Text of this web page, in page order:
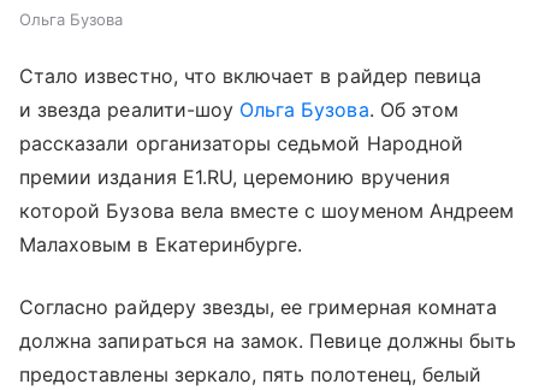
Ольга Бузова
Стало известно, что включает в райдер певица
и звезда реалити-шоу Ольга Бузова. Об этом
рассказали организаторы седьмой Народной
премии издания E1.RU, церемонию вручения
которой Бузова вела вместе с шоуменом Андреем
Малаховым в Екатеринбурге.
Согласно райдеру звезды, ее гримерная комната
должна запираться на замок. Певице должны быть
предоставлены зеркало, пять полотенец, белый